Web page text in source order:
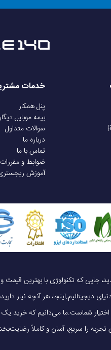
خدمات
پنل همکار
بیمه موبایل
سوالات متداول
درباره ما
تماس با ما
ضوابط و مقررات
آموزش
دیجیتالیم.اینجا، هر آنچه نیاز
اختیار شماست.ما می‌دانیم که